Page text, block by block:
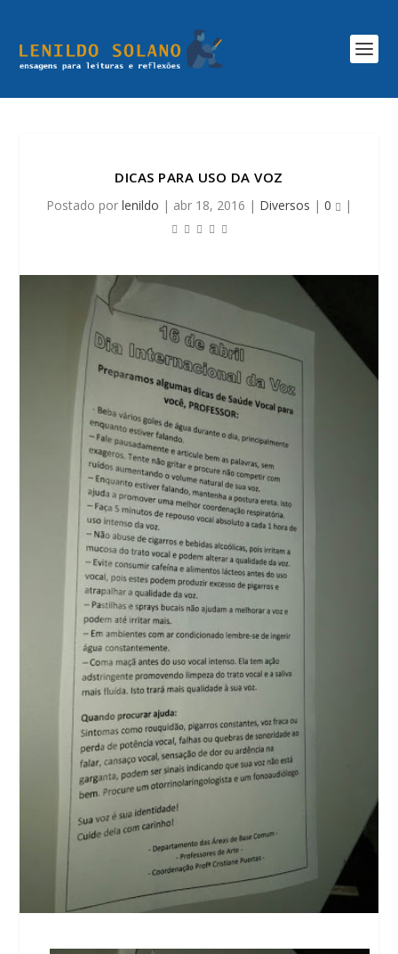
DICAS PARA USO DA VOZ
Postado por lenildo | abr 18, 2016 | Diversos | 0 |